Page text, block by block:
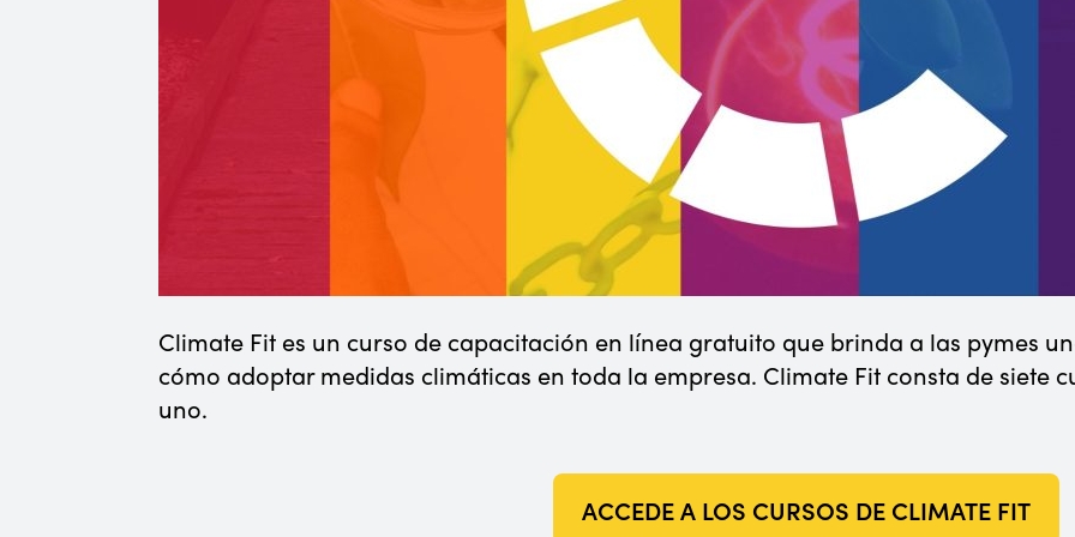
Climate Fit es un curso de capacitación en línea gratuito que brinda a las pymes
cómo adoptar medidas climáticas en toda la empresa. Climate Fit consta de siete
uno.
ACCEDE A LOS CURSOS DE CLIMATE FIT